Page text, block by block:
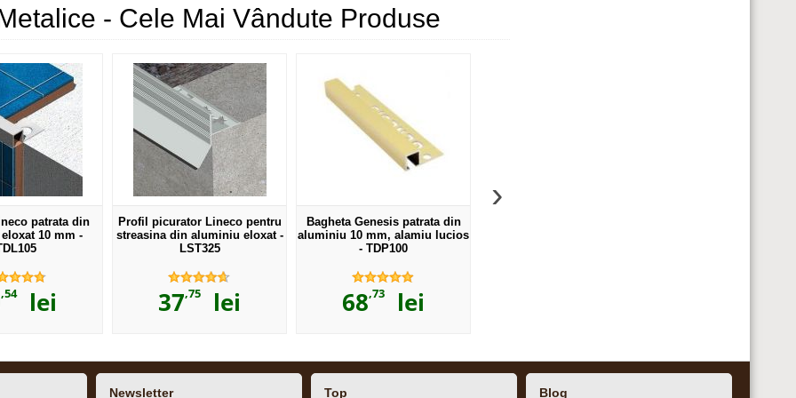
- Cele Mai Vândute Produse
patrata din
10 mm -
,54lei
Profil picurator Lineco pentru
streasina din aluminiu eloxat -
LST325
37,75 lei
Bagheta Genesis patrata din
aluminiu 10 mm, alamiu lucios
- TDP100
68,73 lei
›
Newsletter Top Blog